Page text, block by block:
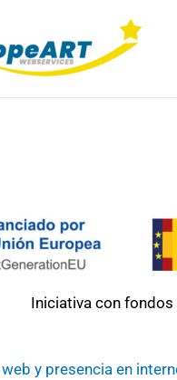
Iniciativa con
y presencia en